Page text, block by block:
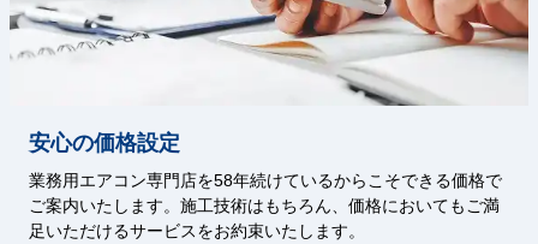
安心の価格設定
業務用エアコン専門店を58年続けているからこそできる価格で
ご案内いたします。施工技術はもちろん、価格においてもご満
足いただけるサービスをお約束いたします。